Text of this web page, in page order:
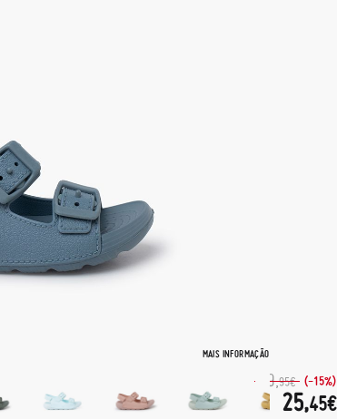
MAIS INFORMAÇÃO
29,95€ (-15%)
25,45€